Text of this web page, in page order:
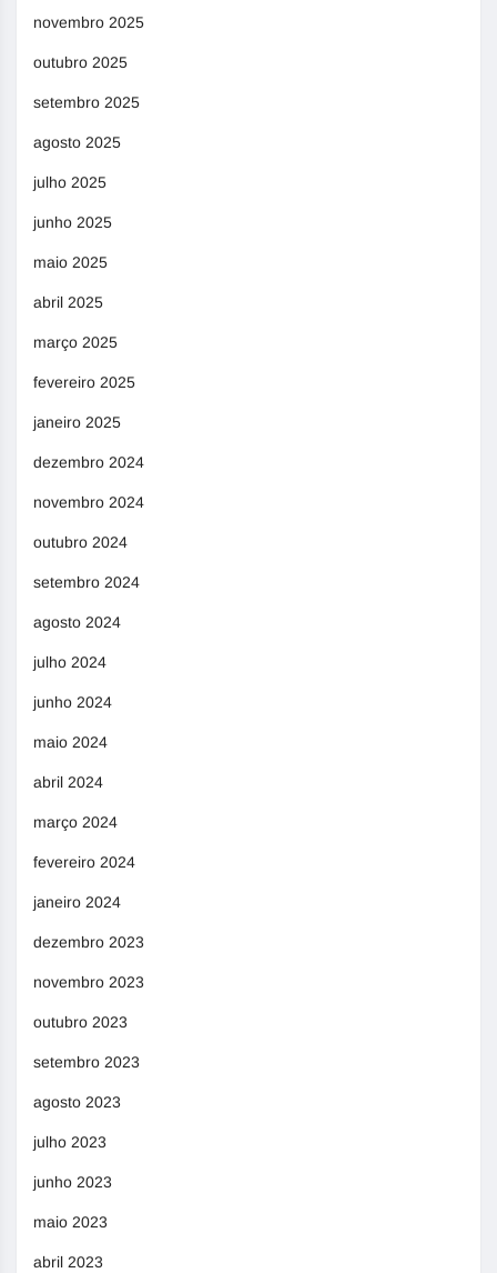
novembro 2025
outubro 2025
setembro 2025
agosto 2025
julho 2025
junho 2025
maio 2025
abril 2025
março 2025
fevereiro 2025
janeiro 2025
dezembro 2024
novembro 2024
outubro 2024
setembro 2024
agosto 2024
julho 2024
junho 2024
maio 2024
abril 2024
março 2024
fevereiro 2024
janeiro 2024
dezembro 2023
novembro 2023
outubro 2023
setembro 2023
agosto 2023
julho 2023
junho 2023
maio 2023
abril 2023